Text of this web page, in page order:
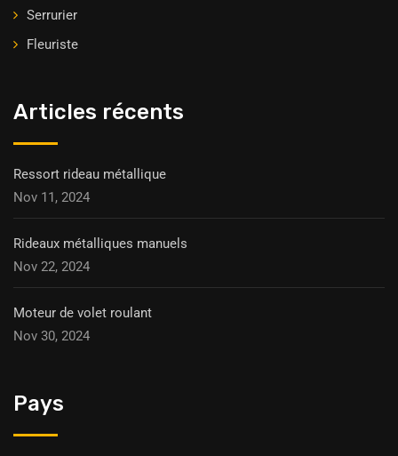
Serrurier
Fleuriste
Articles récents
Ressort rideau métallique
Nov 11, 2024
Rideaux métalliques manuels
Nov 22, 2024
Moteur de volet roulant
Nov 30, 2024
Pays